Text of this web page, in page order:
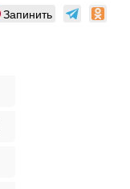
Запинить